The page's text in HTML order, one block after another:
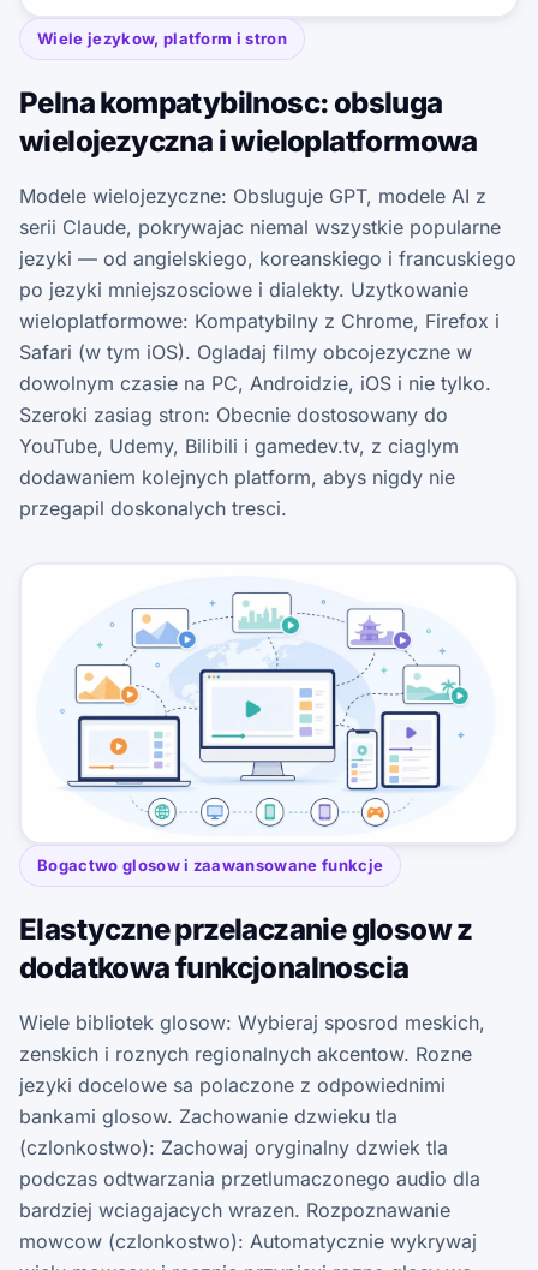
Wiele jezykow, platform i stron
Pelna kompatybilnosc: obsluga
wielojezyczna i wieloplatformowa
Modele wielojezyczne: Obsluguje GPT, modele AI z
serii Claude, pokrywajac niemal wszystkie popularne
jezyki — od angielskiego, koreanskiego i francuskiego
po jezyki mniejszosciowe i dialekty. Uzytkowanie
wieloplatformowe: Kompatybilny z Chrome, Firefox i
Safari (w tym iOS). Ogladaj filmy obcojezyczne w
dowolnym czasie na PC, Androidzie, iOS i nie tylko.
Szeroki zasiag stron: Obecnie dostosowany do
YouTube, Udemy, Bilibili i gamedev.tv, z ciaglym
dodawaniem kolejnych platform, abys nigdy nie
przegapil doskonalych tresci.
Bogactwo glosow i zaawansowane funkcje
Elastyczne przelaczanie glosow z
dodatkowa funkcjonalnoscia
Wiele bibliotek glosow: Wybieraj sposrod meskich,
zenskich i roznych regionalnych akcentow. Rozne
jezyki docelowe sa polaczone z odpowiednimi
bankami glosow. Zachowanie dzwieku tla
(czlonkostwo): Zachowaj oryginalny dzwiek tla
podczas odtwarzania przetlumaczonego audio dla
bardziej wciagajacych wrazen. Rozpoznawanie
mowcow (czlonkostwo): Automatycznie wykrywaj